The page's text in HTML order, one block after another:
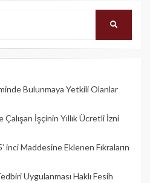
Bulunmaya Yetkili Olanlar
Çalışan İşçinin Yıllık Üc­retli İzni
inci Maddesine Eklenen Fıkraların
Uygulanması Haklı Fesih